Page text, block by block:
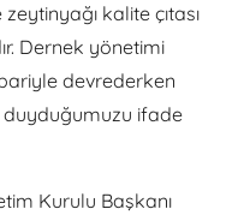
kalite çıtası
Dernek yönetimi
devrederken
ifade
Kurulu Başkanı